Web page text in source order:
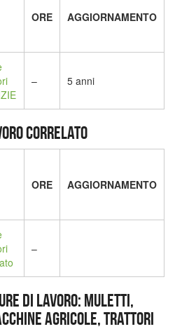
ORE AGGIORNAMENTO
– 5 anni
CORRELATO
ORE AGGIORNAMENTO
–
DI LAVORO: MULETTI,
AGRICOLE, TRATTORI